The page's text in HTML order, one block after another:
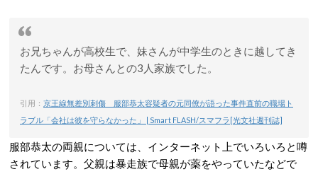
お兄ちゃんが高校生で、妹さんが中学生のときに越してき
たんです。お母さんとの3人家族でした。
引用： 京王線無差別刺傷 服部恭太容疑者の元同僚が語った事件直前の職場ト
ラブル「会社は彼を守らなかった」 | Smart FLASH/スマフラ[光文社週刊誌]
服部恭太の両親については、インターネット上でいろいろと噂
されています。父親は暴走族で母親が薬をやっていたなどで